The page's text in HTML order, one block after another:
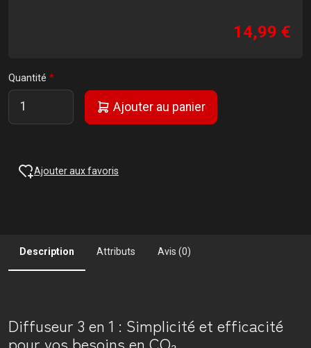
14,99 €
Quantité
Ajouter au panier
Ajouter aux favoris
Description Attributs Avis (0)
Diffuseur 3 en 1 : Simplicité et efficacité
pour vos besoins en CO₂